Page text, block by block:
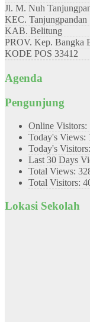
Jl. M. Nuh
KEC. Tanjungpandan
KAB. Belitung
PROV. Kep. Bangka
KODE POS 33412
Agenda
Pengunjung
Online Visitors:
Today's Views:
Today's Visitors:
Last 30 Days
Total Views:
Total Visitors:
Lokasi Sekolah